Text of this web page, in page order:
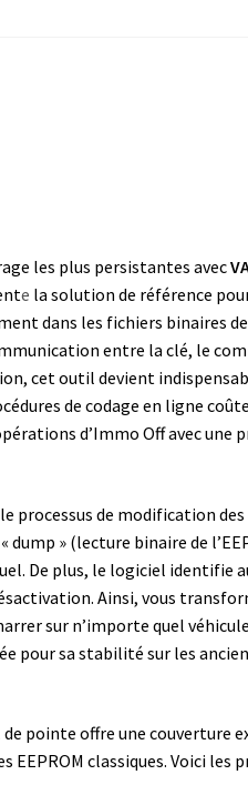
les plus persistantes avec
e la solution de référence
dans les fichiers binaires
entre la clé, le
cet outil devient
de codage en ligne
d’Immo Off avec une
de modification des
» (lecture binaire de
De plus, le logiciel identifie
Ainsi, vous
sur n’importe quel
sa stabilité sur les
pointe offre une couverture
EEPROM classiques. Voici les